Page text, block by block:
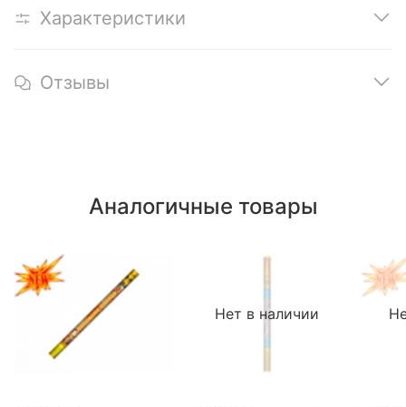
Характеристики
Отзывы
Аналогичные товары
Нет в наличии